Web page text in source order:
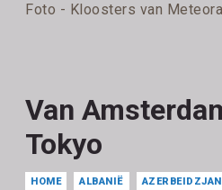
Foto - Kloosters van Meteora
Van
Tokyo
HOME ALBANIË AZERBEIDZJAN